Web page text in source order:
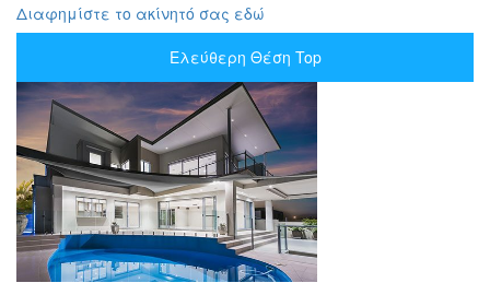
Διαφημίστε το ακίνητό σας εδώ
Ελεύθερη Θέση Top